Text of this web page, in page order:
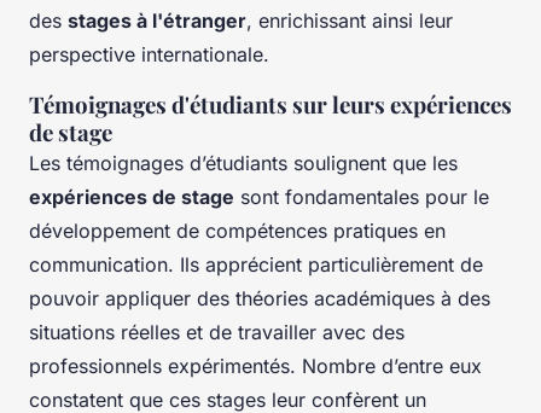
des stages à l'étranger, enrichissant ainsi leur
perspective internationale.
Témoignages d'étudiants sur leurs expériences
de stage
Les témoignages d’étudiants soulignent que les
expériences de stage sont fondamentales pour le
développement de compétences pratiques en
communication. Ils apprécient particulièrement de
pouvoir appliquer des théories académiques à des
situations réelles et de travailler avec des
professionnels expérimentés. Nombre d’entre eux
constatent que ces stages leur confèrent un